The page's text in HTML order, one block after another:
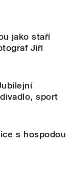
jako staří
Jiří
sport
s hospodou